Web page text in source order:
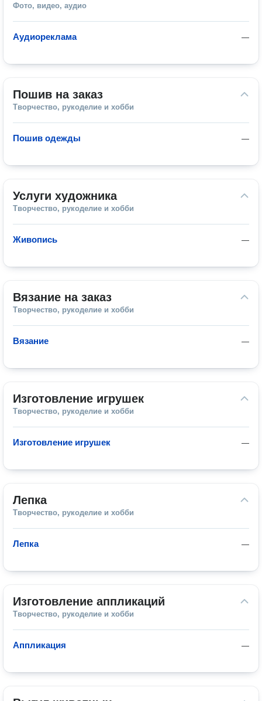
Фото, видео, аудио
—
Аудиореклама
Пошив на заказ
Творчество, рукоделие и хобби
—
Пошив одежды
Услуги художника
Творчество, рукоделие и хобби
—
Живопись
Вязание на заказ
Творчество, рукоделие и хобби
—
Вязание
Изготовление игрушек
Творчество, рукоделие и хобби
—
Изготовление игрушек
Лепка
Творчество, рукоделие и хобби
—
Лепка
Изготовление аппликаций
Творчество, рукоделие и хобби
—
Аппликация